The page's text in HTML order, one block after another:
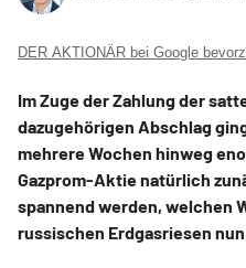
DER AKTIONÄR bei Google
Im Zuge der Zahlung der
dazugehörigen Abschlag
mehrere Wochen hinweg
Gazprom-Aktie natürlich
spannend werden, welchen
russischen Erdgasriesen